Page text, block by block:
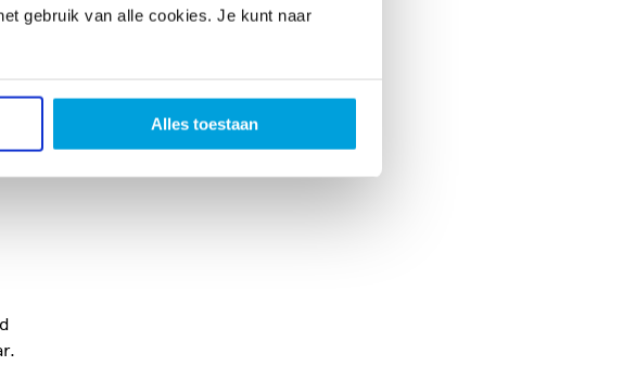
gebruik van alle cookies. Je kunt naar
Alles toestaan